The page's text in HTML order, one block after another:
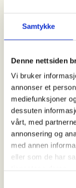
Samtykke
Denne nettsiden
Vi bruker
annonser et
mediefunksjoner
dessuten
vårt, med
annonsering og
med annen
eller som de har
Sted
Kongsberg
Tid
10. Oct
Kl. 09.00 -
Arrangør
Numedal